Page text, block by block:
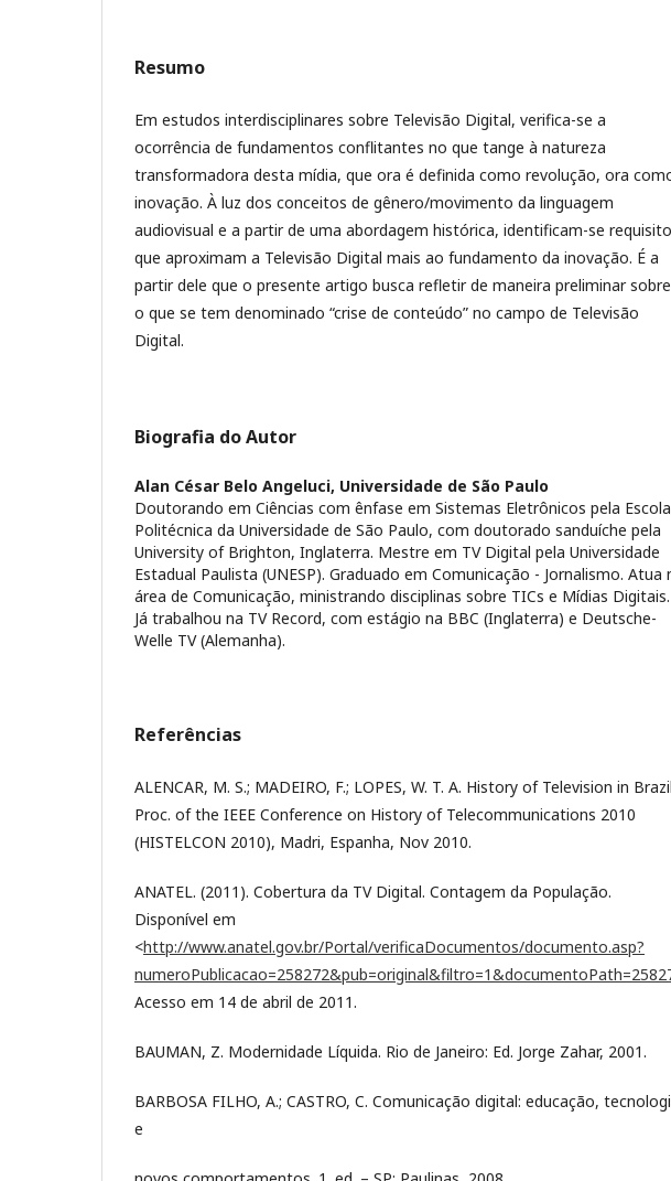
Resumo
Em estudos interdisciplinares sobre Televisão Digital, verifica-se a
ocorrência de fundamentos conflitantes no que tange à natureza
transformadora desta mídia, que ora é definida como revolução, ora
inovação. À luz dos conceitos de gênero/movimento da linguagem
audiovisual e a partir de uma abordagem histórica, identificam-se
que aproximam a Televisão Digital mais ao fundamento da inovação. É a
partir dele que o presente artigo busca refletir de maneira preliminar sobre
o que se tem denominado “crise de conteúdo” no campo de Televisão
Digital.
Biografia do Autor
Alan César Belo Angeluci, Universidade de São Paulo
Doutorando em Ciências com ênfase em Sistemas Eletrônicos pela Escola
Politécnica da Universidade de São Paulo, com doutorado sanduíche pela
University of Brighton, Inglaterra. Mestre em TV Digital pela Universidade
Estadual Paulista (UNESP). Graduado em Comunicação - Jornalismo. Atua
área de Comunicação, ministrando disciplinas sobre TICs e Mídias Digitais.
Já trabalhou na TV Record, com estágio na BBC (Inglaterra) e Deutsche-
Welle TV (Alemanha).
Referências
ALENCAR, M. S.; MADEIRO, F.; LOPES, W. T. A. History of Television in
Proc. of the IEEE Conference on History of Telecommunications 2010
(HISTELCON 2010), Madri, Espanha, Nov 2010.
ANATEL. (2011). Cobertura da TV Digital. Contagem da População.
Disponível em
<http://www.anatel.gov.br/Portal/verificaDocumentos/documento.asp?
Acesso em 14 de abril de 2011.
BAUMAN, Z. Modernidade Líquida. Rio de Janeiro: Ed. Jorge Zahar, 2001.
BARBOSA FILHO, A.; CASTRO, C. Comunicação digital: educação,
e